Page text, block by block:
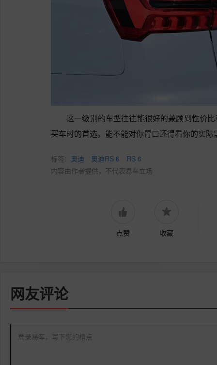
这一级别的车型往往能很好的兼顾到性价
买车时的首选。能不能对你胃口还得看你的实际
标签: 奥迪 奥迪RS 6
RS 6
内容由作者提供，不代表易车立场
点赞 收藏
网友评论
登录易车，写下您的槽点